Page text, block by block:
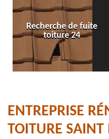
Recherche de fuite
toiture 24
ENTREPRISE
TOITURE SAINT